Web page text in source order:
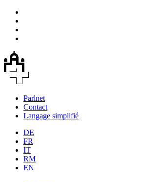
Parlnet
Contact
Langage simplifié
DE
FR
IT
RM
EN